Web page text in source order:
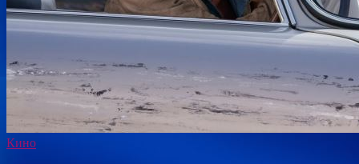
Кино